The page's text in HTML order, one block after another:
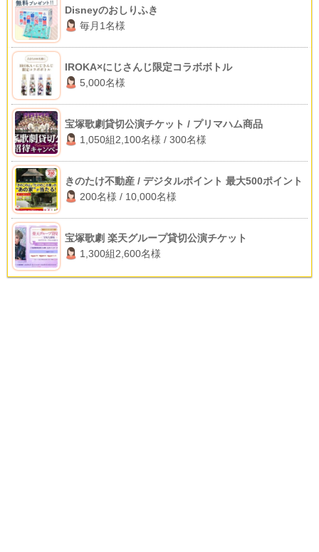
Disneyのおしりふき
毎月1名様
IROKA×にじさんじ限定コラボボトル
5,000名様
宝塚歌劇貸切公演チケット / プリマハム商品
1,050組2,100名様 / 300名様
きのたけ不動産 / デジタルポイント 最大500ポイント
200名様 / 10,000名様
宝塚歌劇 楽天グループ貸切公演チケット
1,300組2,600名様